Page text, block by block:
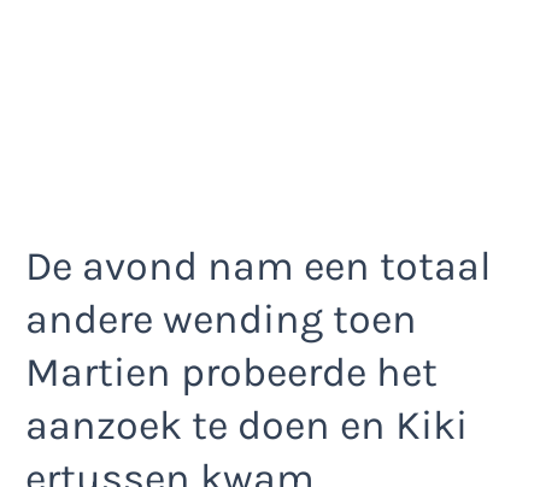
De avond nam een totaal
andere wending toen
Martien probeerde het
aanzoek te doen en Kiki